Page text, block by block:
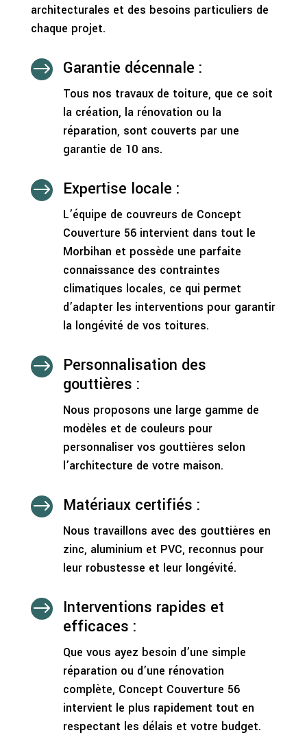
architecturales et des besoins particuliers de
chaque projet.
$ Garantie décennale :
Tous nos travaux de toiture, que ce soit
la création, la rénovation ou la
réparation, sont couverts par une
garantie de 10 ans.
$ Expertise locale :
L’équipe de couvreurs de Concept
Couverture 56 intervient dans tout le
Morbihan et possède une parfaite
connaissance des contraintes
climatiques locales, ce qui permet
d’adapter les interventions pour garantir
la longévité de vos toitures.
$ Personnalisation des
gouttières :
Nous proposons une large gamme de
modèles et de couleurs pour
personnaliser vos gouttières selon
l’architecture de votre maison.
$ Matériaux certifiés :
Nous travaillons avec des gouttières en
zinc, aluminium et PVC, reconnus pour
leur robustesse et leur longévité.
$ Interventions rapides et
efficaces :
Que vous ayez besoin d’une simple
réparation ou d’une rénovation
complète, Concept Couverture 56
intervient le plus rapidement tout en
respectant les délais et votre budget.